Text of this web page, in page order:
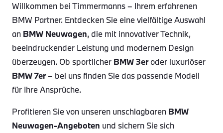
Willkommen bei Timmermanns – Ihrem erfahrenen
BMW Partner. Entdecken Sie eine vielfältige Auswahl
an BMW Neuwagen, die mit innovativer Technik,
beeindruckender Leistung und modernem Design
überzeugen. Ob sportlicher BMW 3eroder luxuriöser
BMW 7er– bei uns finden Sie das passende Modell
für Ihre Ansprüche.
Profitieren Sie von unseren unschlagbaren BMW
Neuwagen-Angeboten und sichern Sie sich